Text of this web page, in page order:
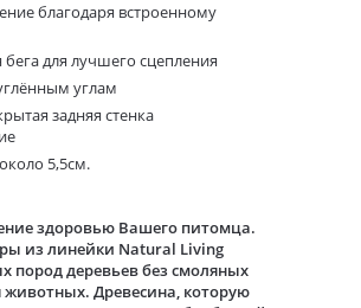
благодаря встроенному
для лучшего сцепления
углам
задняя стенка
5,5см.
здоровью Вашего питомца.
из линейки Natural Living
пород деревьев без смоляных
Древесина, которую